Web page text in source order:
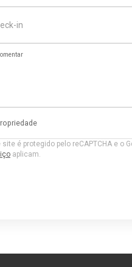
in
site é protegido pelo reCAPTCHA e o
aplicam.